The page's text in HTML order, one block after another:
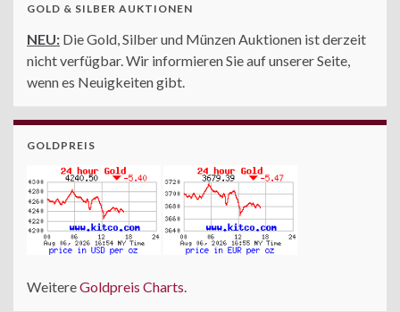
GOLD & SILBER AUKTIONEN
NEU: Die Gold, Silber und Münzen Auktionen ist derzeit
nicht verfügbar. Wir informieren Sie auf unserer Seite,
wenn es Neuigkeiten gibt.
GOLDPREIS
WeitereGoldpreis Charts